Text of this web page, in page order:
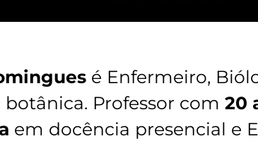
é Enfermeiro,
botânica. Professor com 20
em docência presencial e